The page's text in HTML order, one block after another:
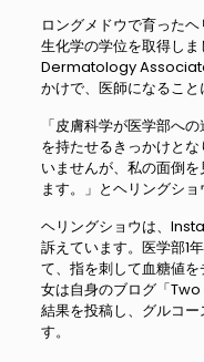
ロングメドウで育った
生化学の学位を取得し
Dermatology
かけで、医師になること
「皮膚科学が医学部へ
を持たせるきっかけと
いませんが、私の面倒
ます。」とヘリングショ
ヘリングショウは、
訴えています。医学部1
て、指を刺して血糖値
女は自身のブログ「
結果を投稿し、グルコ
す。